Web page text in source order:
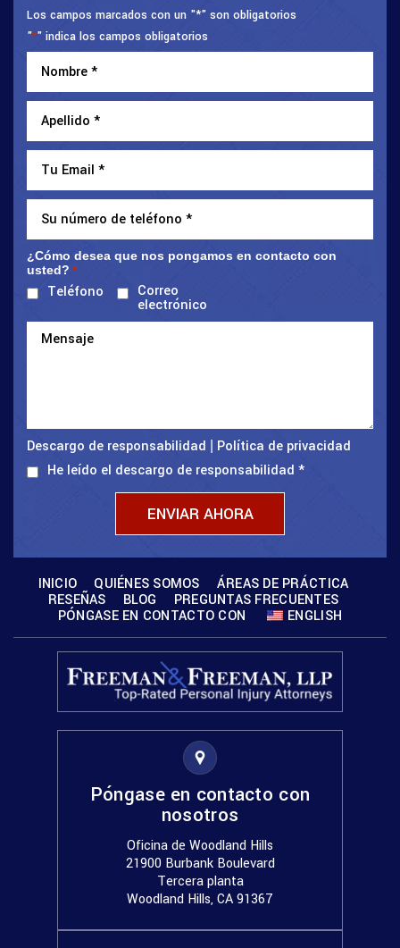
Los campos marcados con un "*" son obligatorios
"*" indica los campos obligatorios
¿Cómo desea que nos pongamos en contacto con
usted? *
Teléfono Correo
electrónico
Descargo de responsabilidad
Política de privacidad
He leído el descargo de responsabilidad *
INICIO QUIÉNES SOMOS
ÁREAS DE PRÁCTICA
RESEÑAS
BLOG
PREGUNTAS FRECUENTES
PÓNGASE EN CONTACTO CON
ENGLISH
Póngase en contacto con
nosotros
Oficina de Woodland Hills
21900 Burbank Boulevard
Tercera planta
Woodland Hills, CA 91367